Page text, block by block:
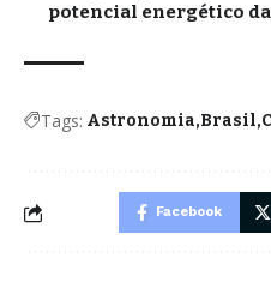
potencial energético
Tags: Astronomia Brasil
Facebook